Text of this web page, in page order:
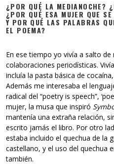
¿POR QUÉ LA MEDIANOCHE?
¿POR QUÉ ESA MUJER QUE
Y POR QUÉ LAS PALABRAS
EL POEMA?
En ese tiempo yo vivía a salto
colaboraciones periodísticas.
incluía la pasta básica de
Además me interesaba el
radical del “poetry is speech”,
mujer, la musa que inspiró
mantenía una extraña relación,
escrito jamás el libro. Por otro
estaba incluido el quechua de la
castellano, y el uso del quechua
también.